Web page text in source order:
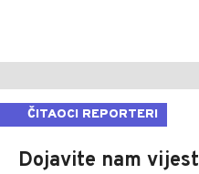
ČITAOCI REPORTERI
Dojavite nam vijest